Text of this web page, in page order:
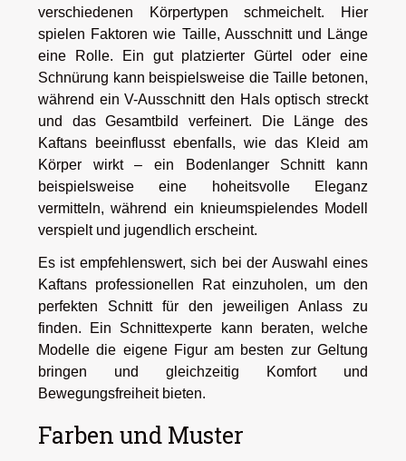
verschiedenen Körpertypen schmeichelt. Hier
spielen Faktoren wie Taille, Ausschnitt und Länge
eine Rolle. Ein gut platzierter Gürtel oder eine
Schnürung kann beispielsweise die Taille betonen,
während ein V-Ausschnitt den Hals optisch streckt
und das Gesamtbild verfeinert. Die Länge des
Kaftans beeinflusst ebenfalls, wie das Kleid am
Körper wirkt – ein Bodenlanger Schnitt kann
beispielsweise eine hoheitsvolle Eleganz
vermitteln, während ein knieumspielendes Modell
verspielt und jugendlich erscheint.
Es ist empfehlenswert, sich bei der Auswahl eines
Kaftans professionellen Rat einzuholen, um den
perfekten Schnitt für den jeweiligen Anlass zu
finden. Ein Schnittexperte kann beraten, welche
Modelle die eigene Figur am besten zur Geltung
bringen und gleichzeitig Komfort und
Bewegungsfreiheit bieten.
Farben und Muster